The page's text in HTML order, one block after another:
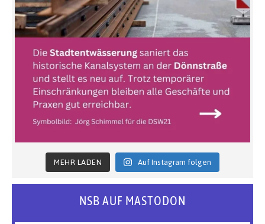
MEHR LADEN Auf Instagram folgen
NSB AUF MASTODON